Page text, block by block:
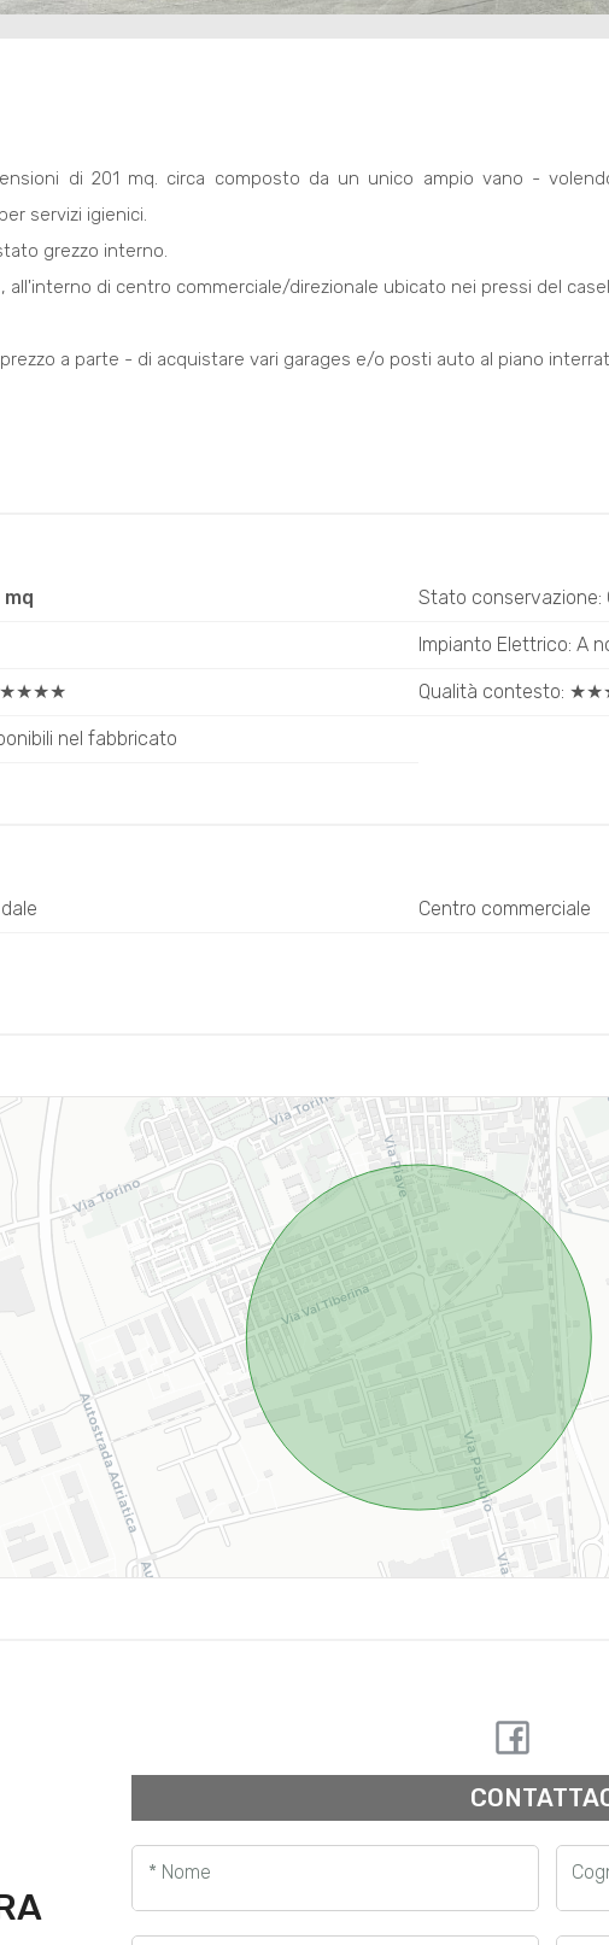
di 201 mq. circa composto da un unico ampio vano -
servizi igienici.
grezzo interno.
all'interno di centro commerciale/direzionale ubicato nei pressi del
a parte - di acquistare vari garages e/o posti auto al piano
Stato conservazione:
Impianto Elettrico: A
★★★★ Qualità contesto:
nel fabbricato
Centro commerciale
* Nome